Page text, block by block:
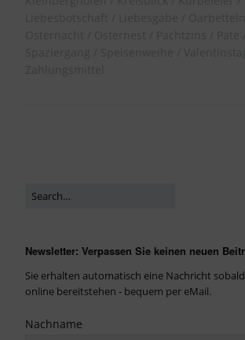
Newsletter: Verpassen Sie keinen neuen
Sie erhalten automatisch eine Nachricht
online bereitstehen - bequem per eMail.
Nachname